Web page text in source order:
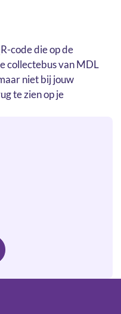
code die op de
collectebus van MDL
niet bij jouw
te zien op je